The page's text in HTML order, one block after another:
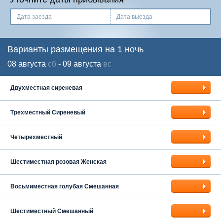
Дата заезда Дата выезда
Варианты размещения на 1 ночь
08 августа сб - 09 августа вс
Двухместная сиреневая
Трехместный Сиреневый
Четырехместный
Шестиместная розовая Женская
Восьмиместная голубая Смешанная
Шестиместный Смешанный